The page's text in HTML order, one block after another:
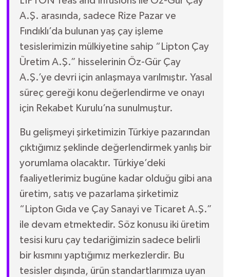
A.Ş. arasında, sadece Rize Pazar ve
Fındıklı’da bulunan yaş çay işleme
tesislerimizin mülkiyetine sahip “Lipton Çay
Üretim A.Ş.” hisselerinin Öz-Gür Çay
A.Ş.’ye devri için anlaşmaya varılmıştır. Yasal
süreç gereği konu değerlendirme ve onayı
için Rekabet Kurulu’na sunulmuştur.
Bu gelişmeyi şirketimizin Türkiye pazarından
çıktığımız şeklinde değerlendirmek yanlış bir
yorumlama olacaktır. Türkiye’deki
faaliyetlerimiz bugüne kadar olduğu gibi ana
üretim, satış ve pazarlama şirketimiz
“Lipton Gıda ve Çay Sanayi ve Ticaret A.Ş.”
ile devam etmektedir. Söz konusu iki üretim
tesisi kuru çay tedariğimizin sadece belirli
bir kısmını yaptığımız merkezlerdir. Bu
tesisler dışında, ürün standartlarımıza uyan